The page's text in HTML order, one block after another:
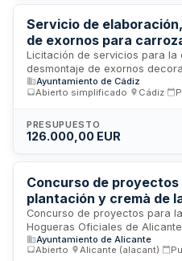
precio sin IVA del patrocinio
material fotográfico y
Servicio de
de exornos para
Reyes Magos
Licitación de servicios para la
desmontaje de exornos
carrozas que participarán en
del año 2027. El contrato se
necesarias para la
los adornos. La ejecución de
designada en el ANEXO-I,
de todas las prescripciones
Ayuntamiento de Cádiz
Abierto simplificado
Cádiz
PRESUPUESTO
126.000,00 EUR
Concurso de
plantación y cremà de
Adulta e Infantil de
Concurso de proyectos para
Hogueras Oficiales de
2027. El contrato comprende
cremà de dos hogueras: la
Ayuntamiento de Alicante
Abierto
Alicante (alacant)